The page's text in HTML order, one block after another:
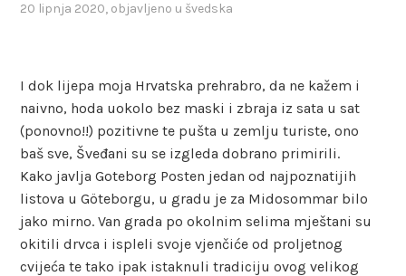
20 lipnja 2020, objavljeno u švedska
I dok lijepa moja Hrvatska prehrabro, da ne kažem i
naivno, hoda uokolo bez maski i zbraja iz sata u sat
(ponovno!!) pozitivne te pušta u zemlju turiste, ono
baš sve, Šveđani su se izgleda dobrano primirili.
Kako javlja Goteborg Posten jedan od najpoznatijih
listova u Göteborgu, u gradu je za Midosommar bilo
jako mirno. Van grada po okolnim selima mještani su
okitili drvca i ispleli svoje vjenčiće od proljetnog
cvijeća te tako ipak istaknuli tradiciju ovog velikog